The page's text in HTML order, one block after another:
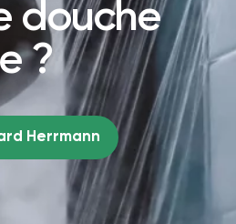
douche
?
Herrmann